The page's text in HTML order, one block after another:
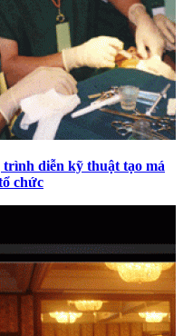
diễn kỹ thuật tạo má
chức